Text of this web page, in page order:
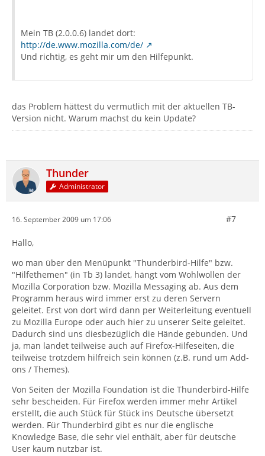
Mein TB (2.0.0.6) landet dort:
http://de.www.mozilla.com/de/
Und richtig, es geht mir um den Hilfepunkt.
das Problem hättest du vermutlich mit der aktuellen TB-
Version nicht. Warum machst du kein Update?
Thunder
Administrator
16. September 2009 um 17:06 #7
Hallo,
wo man über den Menüpunkt "Thunderbird-Hilfe" bzw.
"Hilfethemen" (in Tb 3) landet, hängt vom Wohlwollen der
Mozilla Corporation bzw. Mozilla Messaging ab. Aus dem
Programm heraus wird immer erst zu deren Servern
geleitet. Erst von dort wird dann per Weiterleitung eventuell
zu Mozilla Europe oder auch hier zu unserer Seite geleitet.
Dadurch sind uns diesbezüglich die Hände gebunden. Und
ja, man landet teilweise auch auf Firefox-Hilfeseiten, die
teilweise trotzdem hilfreich sein können (z.B. rund um Add-
ons / Themes).
Von Seiten der Mozilla Foundation ist die Thunderbird-Hilfe
sehr bescheiden. Für Firefox werden immer mehr Artikel
erstellt, die auch Stück für Stück ins Deutsche übersetzt
werden. Für Thunderbird gibt es nur die englische
Knowledge Base, die sehr viel enthält, aber für deutsche
User kaum nutzbar ist.